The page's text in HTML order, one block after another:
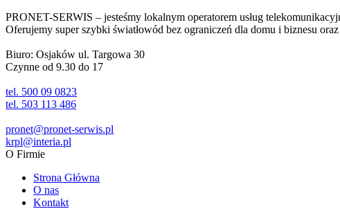
PRONET-SERWIS – jesteśmy lokalnym operatorem usług
Oferujemy super szybki światłowód bez ograniczeń dla domu i biznesu
Biuro: Osjaków ul. Targowa 30
Czynne od 9.30 do 17
tel. 500 09 0823
tel. 503 113 486
pronet@pronet-serwis.pl
krpl@interia.pl
O Firmie
Strona Główna
O nas
Kontakt